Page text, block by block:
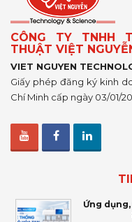
CÔNG TY TNHH
THUẬT VIỆT
VIET NGUYEN
Giấy phép đăng ký kinh
Chí Minh cấp ngày 03/01/
Ứng